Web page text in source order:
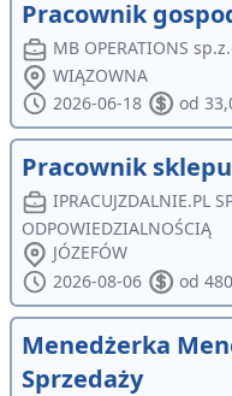
Pracownik
MB OPERATIONS
WIĄZOWNA
2026-06-18
od
Pracownik
IPRACUJZDALNIE.PL
ODPOWIEDZIALNOŚCIĄ
JÓZEFÓW
2026-08-06
od
Menedżerka
Sprzedaży